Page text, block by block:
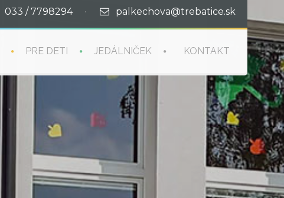
033 / 7798294 · palkechova@trebatice.sk
PRE DETI JEDÁLNIČEK KONTAKT